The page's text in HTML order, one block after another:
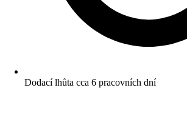
Dodací lhůta cca 6 pracovních dní